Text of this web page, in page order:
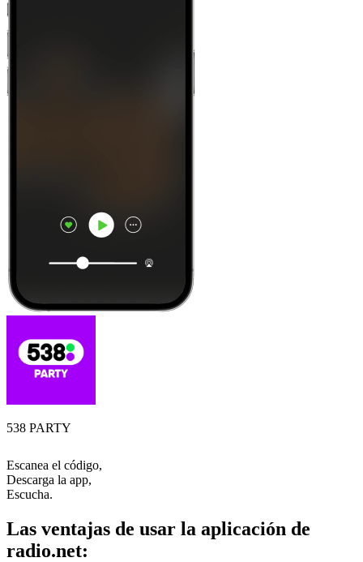
538 PARTY
Escanea el código,
Descarga la app,
Escucha.
Las ventajas de usar la aplicación de
radio.net: